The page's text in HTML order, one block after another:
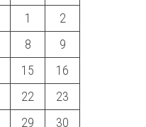
1
2
8
9
15
16
22
23
29 30